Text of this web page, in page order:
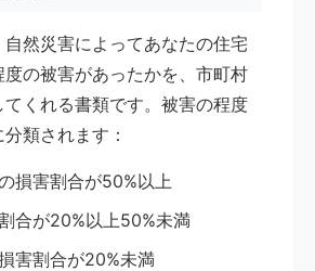
然災害によってあなたの住宅
の被害があったかを、市町村
くれる書類です。被害の程度
類されます：
損害割合が50%以上
合が20%以上50%未満
害割合が20%未満